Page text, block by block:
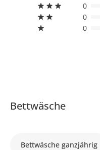
0
0
0
Bettwäsche
Bettwäsche ganzjährig